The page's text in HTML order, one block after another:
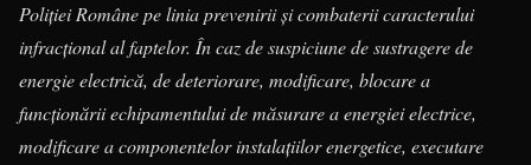
Poliției Române pe linia prevenirii și combaterii caracterului
infracțional al faptelor. În caz de suspiciune de sustragere de
energie electrică, de deteriorare, modificare, blocare a
funcționării echipamentului de măsurare a energiei electrice,
modificare a componentelor instalațiilor energetice, executare